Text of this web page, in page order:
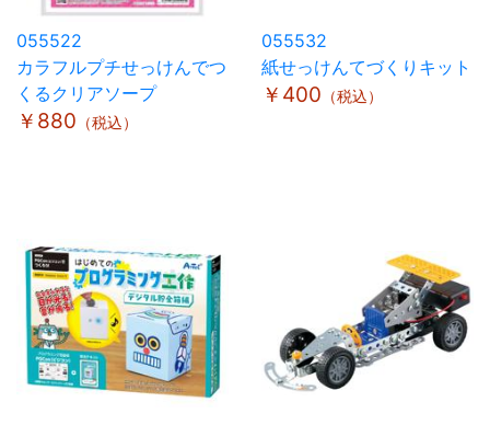
055522
カラフルプチせっけんでつ
くるクリアソープ
￥880 （税込）
055532
紙せっけんてづくりキット
￥400 （税込）